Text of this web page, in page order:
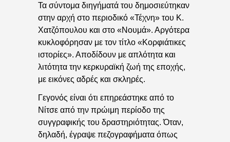
Τα σύντομα διηγήματά του δημοσιεύτηκαν
στην αρχή στο περιοδικό «Τέχνη» του Κ.
Χατζόπουλου και στο «Νουμά». Αργότερα
κυκλοφόρησαν με τον τίτλο «Κορφιάτικες
ιστορίες». Αποδίδουν με απλότητα και
λιτότητα την κερκυραϊκή ζωή της εποχής,
με εικόνες αδρές και σκληρές.
Γεγονός είναι ότι επηρεάστηκε από το
Νίτσε από την πρώιμη περίοδο της
συγγραφικής του δραστηριότητας. Όταν,
δηλαδή, έγραψε πεζογραφήματα όπως